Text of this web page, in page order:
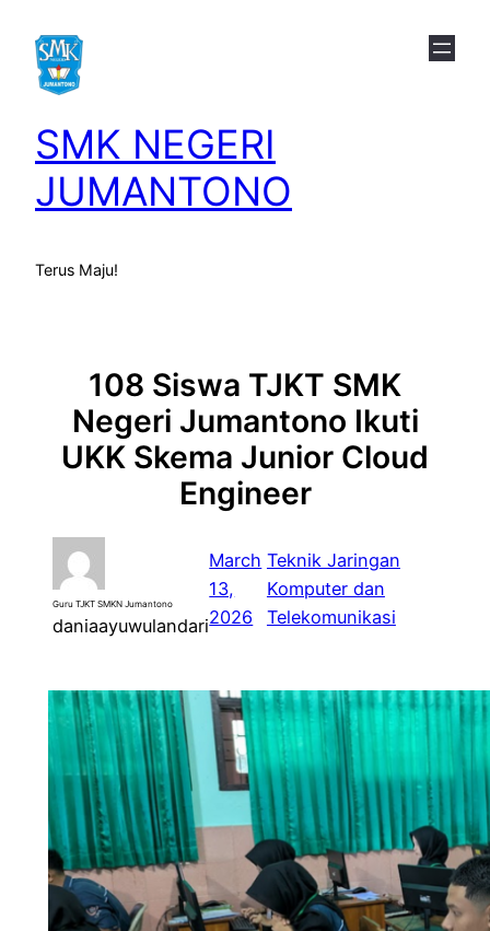
content
SMK NEGERI
JUMANTONO
Terus Maju!
108 Siswa TJKT SMK
Negeri Jumantono Ikuti
UKK Skema Junior Cloud
Engineer
Guru TJKT SMKN Jumantono
daniaayuwulandari
March
13,
2026
Teknik Jaringan
Komputer dan
Telekomunikasi